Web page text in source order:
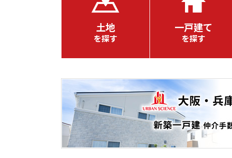
土地
を探す
一戸建て
を探す